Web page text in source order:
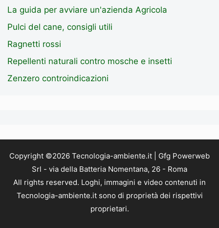
La guida per avviare un'azienda Agricola
Pulci del cane, consigli utili
Ragnetti rossi
Repellenti naturali contro mosche e insetti
Zenzero controindicazioni
Copyright ©2026 Tecnologia-ambiente.it | Gfg Powerweb
Srl - via della Batteria Nomentana, 26 - Roma
All rights reserved. Loghi, immagini e video contenuti in
Tecnologia-ambiente.it sono di proprietà dei rispettivi
proprietari.